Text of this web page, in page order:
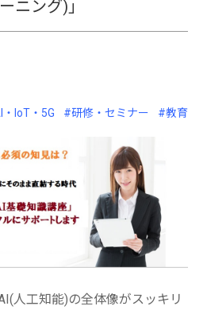
ニング)」
IoT・5G #研修・セミナー #教育
人工知能)の全体像がスッキリ